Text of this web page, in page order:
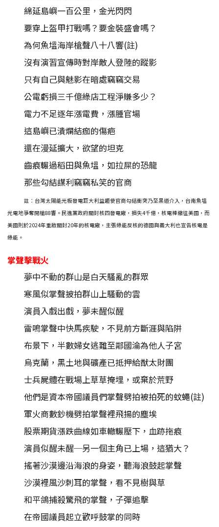
綿延島嶼一百公里，金光閃閃
要穿上盔甲打戰嗎？要金裝盛會嗎？
為何魚塭海岸槍聲八十八響(註)
沒有演習宣傳時對岸敵人登陸的蹤影
只有自己與魅影在暗處竊竊交易
公電虧損三千億綠店工程淨賺多少？
電力不足逐年漲電費，漲腫官場
這島嶼已潰爛結痂的傷疤
還在漫延擴大，欲望的坦克
齒痕輾過稻田與魚塭，如拉屎的恐龍
那些勾結謀利竊竊私笑的官商
註：台灣太陽能光板發電巨大利益趨使官商勾結衝突乃至黑道介入，台南魚塭
光電地爭奪開槍88響。民進黨政府關封核四發電廠，損失4千億，核電棒繳往美國，而
美國則於2024年重啟關封20年的核電廠，主張綠能反核的德國與義大利也宣告核電是
綠能。
掌聲擊戰火
夢中不動的群山是白天騷亂的群眾
寒風似掌聲披拍群山上騷動的雲
演員入戲出戲，夢未醒似醒
雷鳴掌聲中快馬疾駛，不見前方斷涯與陷阱
布景下，半數婦女逃難至鄰國淪為他人子宮
烏克蘭，黑土地與礦產已抵押給猷太財團
士兵屍體在戰場上草草掩埋，或棄於荒野
他們是資本帝國議員們掌聲劈拍被拍死的蚊蠅(註)
軍火商數鈔機劈拍掌聲裡飛揚的塵埃
股票期貨漲跌曲線如車轍輾壓下，血跡拖痕
演員似醒未醒─另一個主角已上場，這猶大？
搖著沙漠邊沿海浪的身姿，聽海浪鼓起掌聲
沙漠裡風沙刺耳的掌聲，看不見樹與草
和平鴿捕殺驚飛的掌聲，子彈追擊
在帝國議員起立歡呼鼓掌的同時